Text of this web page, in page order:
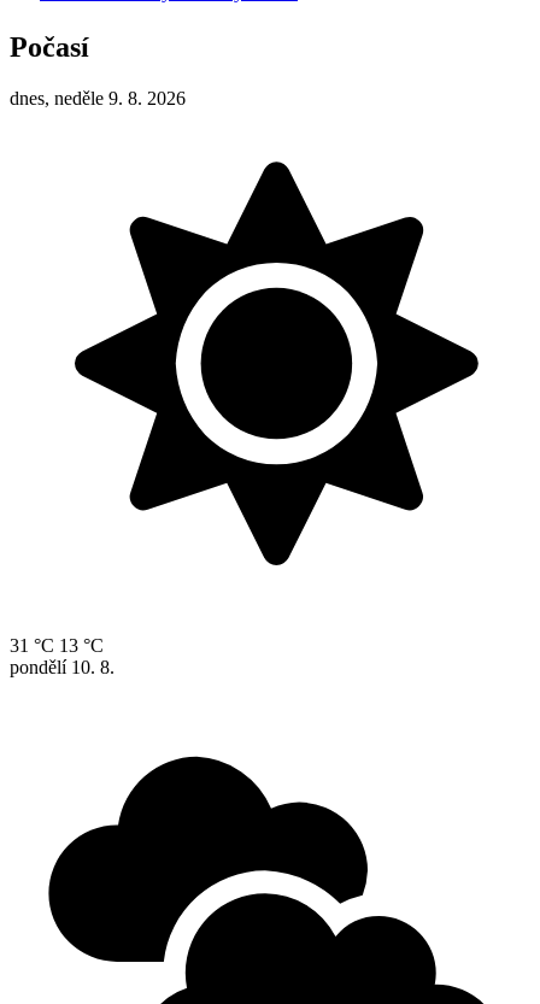
Počasí
dnes, neděle 9. 8. 2026
31 °C 13 °C
pondělí 10. 8.